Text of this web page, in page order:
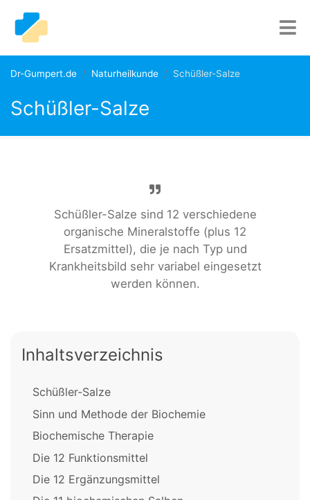
Dr-Gumpert.de Naturheilkunde Schüßler-Salze
Schüßler-Salze
Schüßler-Salze sind 12 verschiedene
organische Mineralstoffe (plus 12
Ersatzmittel), die je nach Typ und
Krankheitsbild sehr variabel eingesetzt
werden können.
Inhaltsverzeichnis
Schüßler-Salze
Sinn und Methode der Biochemie
Biochemische Therapie
Die 12 Funktionsmittel
Die 12 Ergänzungsmittel